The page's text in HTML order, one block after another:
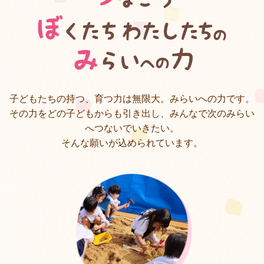
子どもたちの持つ、育つ力は無限大。みらいへの力です。
その力をどの子どもからも引き出し、みんなで次のみらい
へつないでいきたい。
そんな願いが込められています。